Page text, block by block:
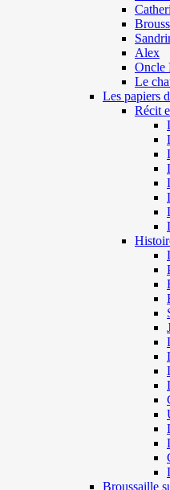
Alex
Oncle
Le
Les papiers
Récit
Broussaille